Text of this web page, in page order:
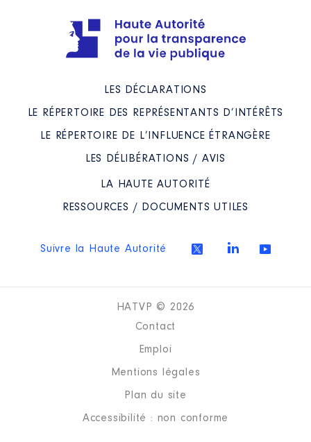
LES DÉCLARATIONS
LE RÉPERTOIRE DES REPRÉSENTANTS D’INTÉRÊTS
LE RÉPERTOIRE DE L’INFLUENCE ÉTRANGÈRE
LES DÉLIBÉRATIONS / AVIS
LA HAUTE AUTORITÉ
RESSOURCES / DOCUMENTS UTILES
Suivre la Haute Autorité
HATVP © 2026
Contact
Emploi
Mentions légales
Plan du site
Accessibilité : non conforme